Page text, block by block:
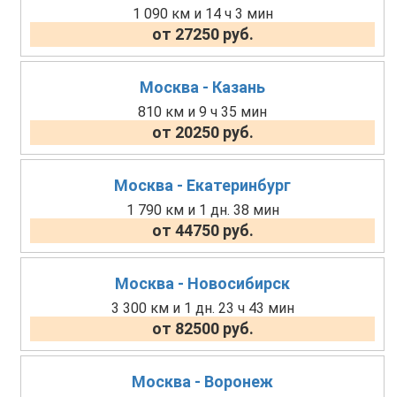
1 090 км и 14 ч 3 мин
от 27250 руб.
Москва - Казань
810 км и 9 ч 35 мин
от 20250 руб.
Москва - Екатеринбург
1 790 км и 1 дн. 38 мин
от 44750 руб.
Москва - Новосибирск
3 300 км и 1 дн. 23 ч 43 мин
от 82500 руб.
Москва - Воронеж